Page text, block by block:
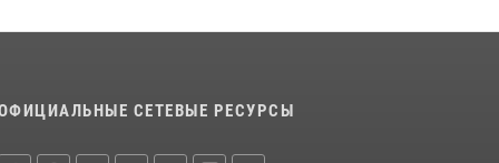
СЕТЕВЫЕ РЕСУРСЫ